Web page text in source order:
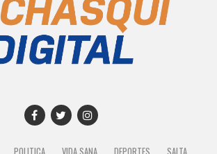
POLITICA VIDA SANA DEPORTES SALTA